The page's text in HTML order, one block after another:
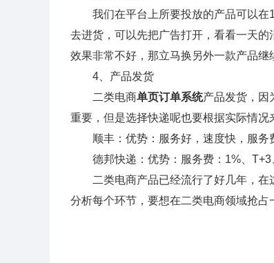
我们在平台上所要投放的产品可以在
去进货，可以先把广告打开，看看一天
效果非常不好，那立马换另外一款产品继
4、产品发货
二类电商单页订单系统产品发货，因
重要，但是选择快递呢也要根据实际情况
顺丰：优势：服务好，速度快，服务
德邦快递：优势：服务费：1%、T+3
二类电商产品已经流行了好几年，在
分析每个环节，要想在二类电商领域抢占